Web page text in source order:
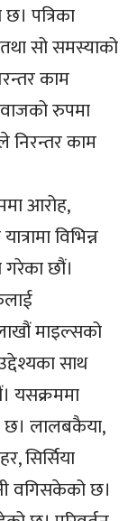
पत्रिका
सो समस्याको
काम
रुपमा
निरन्तर काम
आरोह,
विभिन्न
छौं।
माइल्सको
साथ
यसक्रममा
छ। लालबकैया,
सिर्सिया
वगिसकेको छ।